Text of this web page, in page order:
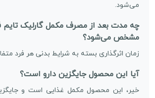
می‌شود.
چه مدت بعد از مصرف مکمل گارلیک تایم
مشخص می‌شود؟
زمان اثرگذاری بسته به شرایط بدنی هر فرد
آیا این محصول جایگزین دارو است؟
خیر، این محصول مکمل غذایی است و